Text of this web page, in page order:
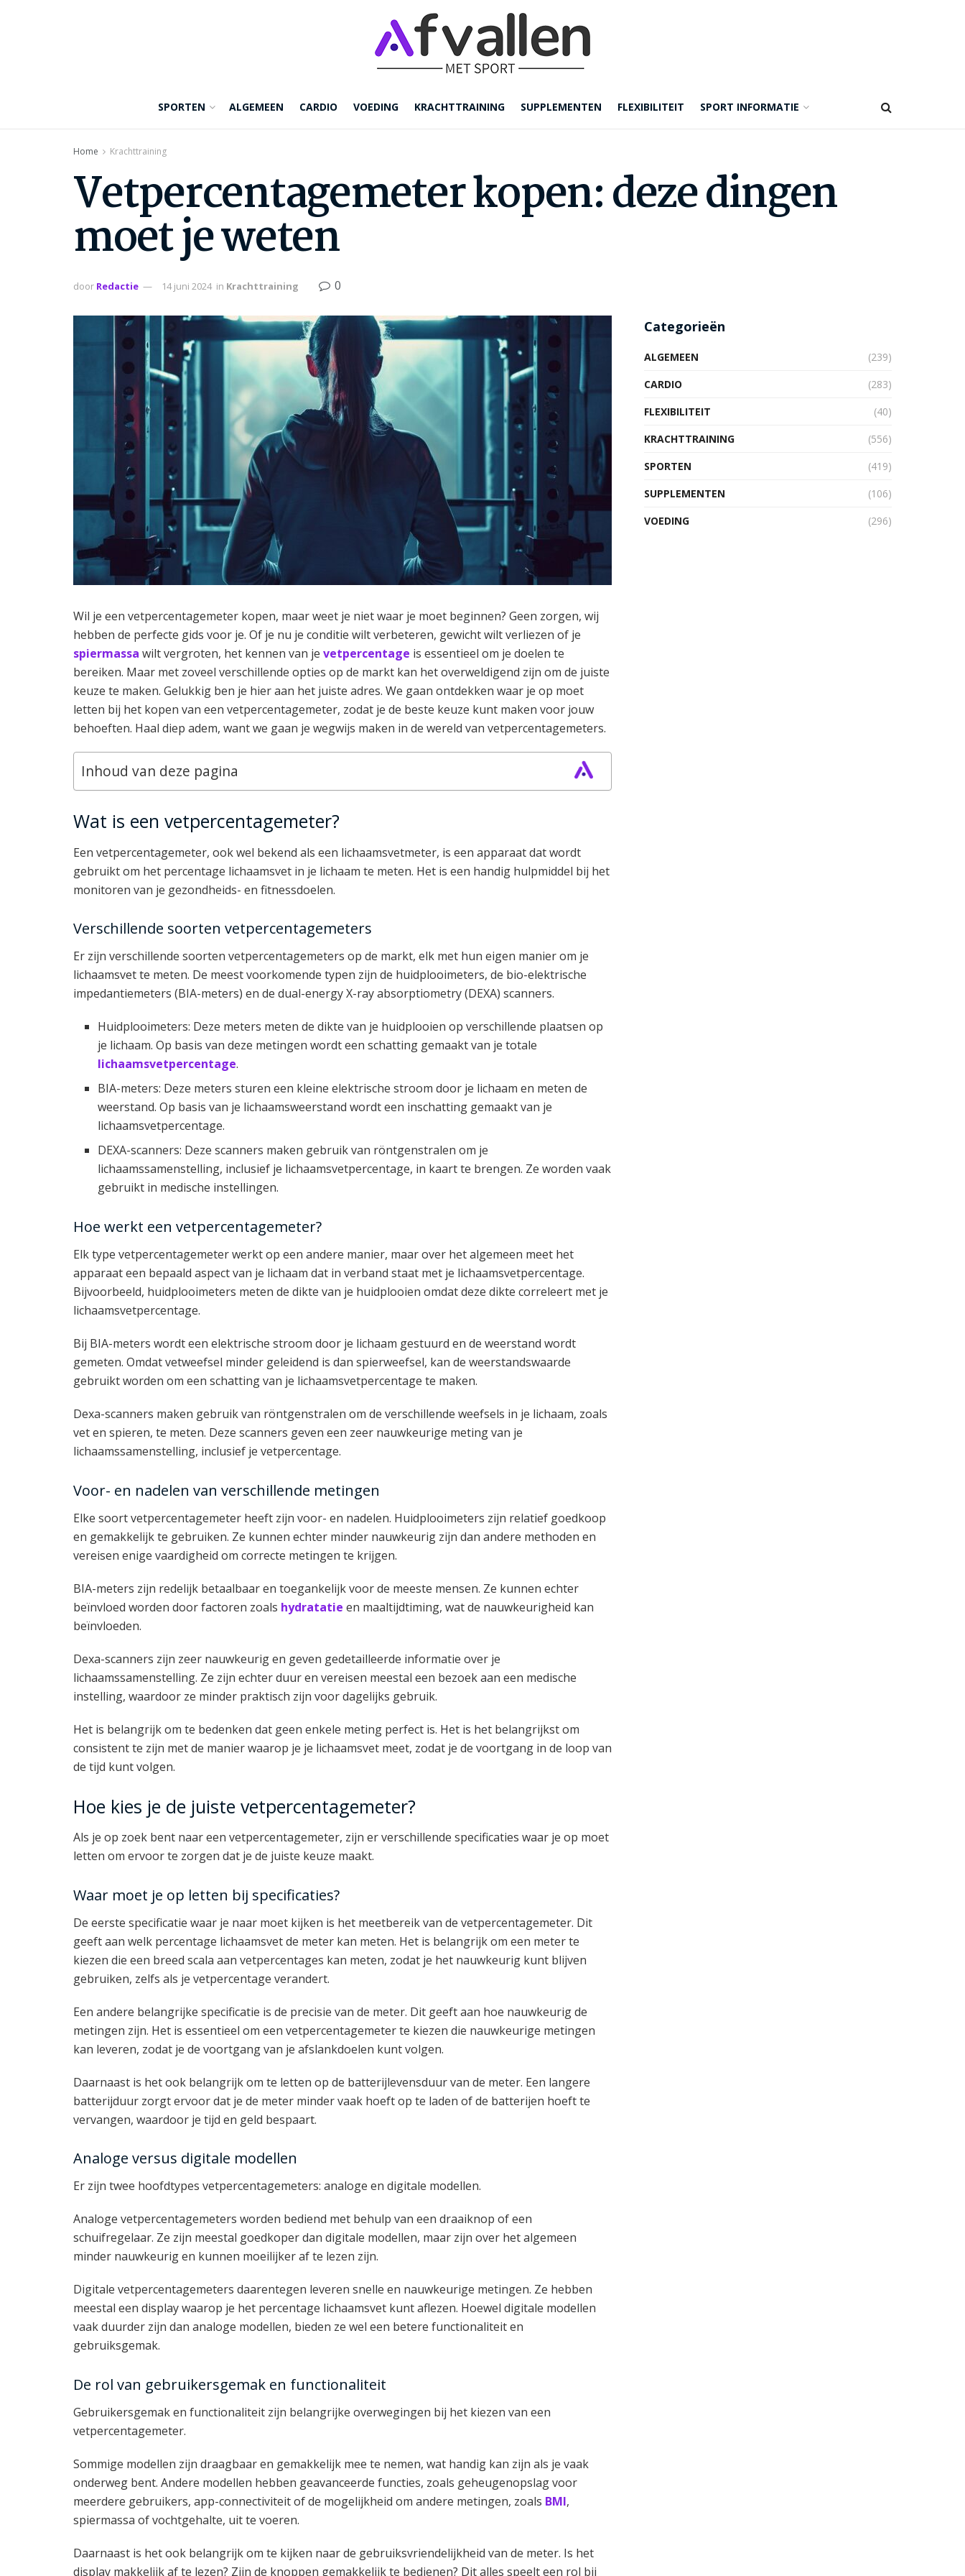
SPORTEN ALGEMEEN CARDIO VOEDING KRACHTTRAINING SUPPLEMENTEN FLEXIBILITEIT SPORT INFORMATIE
Home Krachttraining
Vetpercentagemeter kopen: deze dingen
moet je weten
door Redactie 14 juni 2024 in Krachttraining 0
Wil je een vetpercentagemeter kopen, maar weet je niet waar je moet beginnen? Geen zorgen, wij
hebben de perfecte gids voor je. Of je nu je conditie wilt verbeteren, gewicht wilt verliezen of je
spiermassa wilt vergroten, het kennen van je vetpercentage is essentieel om je doelen te
bereiken. Maar met zoveel verschillende opties op de markt kan het overweldigend zijn om de juiste
keuze te maken. Gelukkig ben je hier aan het juiste adres. We gaan ontdekken waar je op moet
letten bij het kopen van een vetpercentagemeter, zodat je de beste keuze kunt maken voor jouw
behoeften. Haal diep adem, want we gaan je wegwijs maken in de wereld van vetpercentagemeters.
Inhoud van deze pagina
Wat is een vetpercentagemeter?
Een vetpercentagemeter, ook wel bekend als een lichaamsvetmeter, is een apparaat dat wordt
gebruikt om het percentage lichaamsvet in je lichaam te meten. Het is een handig hulpmiddel bij het
monitoren van je gezondheids- en fitnessdoelen.
Verschillende soorten vetpercentagemeters
Er zijn verschillende soorten vetpercentagemeters op de markt, elk met hun eigen manier om je
lichaamsvet te meten. De meest voorkomende typen zijn de huidplooimeters, de bio-elektrische
impedantiemeters (BIA-meters) en de dual-energy X-ray absorptiometry (DEXA) scanners.
Huidplooimeters: Deze meters meten de dikte van je huidplooien op verschillende plaatsen op
je lichaam. Op basis van deze metingen wordt een schatting gemaakt van je totale
lichaamsvetpercentage.
BIA-meters: Deze meters sturen een kleine elektrische stroom door je lichaam en meten de
weerstand. Op basis van je lichaamsweerstand wordt een inschatting gemaakt van je
lichaamsvetpercentage.
DEXA-scanners: Deze scanners maken gebruik van röntgenstralen om je
lichaamssamenstelling, inclusief je lichaamsvetpercentage, in kaart te brengen. Ze worden vaak
gebruikt in medische instellingen.
Hoe werkt een vetpercentagemeter?
Elk type vetpercentagemeter werkt op een andere manier, maar over het algemeen meet het
apparaat een bepaald aspect van je lichaam dat in verband staat met je lichaamsvetpercentage.
Bijvoorbeeld, huidplooimeters meten de dikte van je huidplooien omdat deze dikte correleert met je
lichaamsvetpercentage.
Bij BIA-meters wordt een elektrische stroom door je lichaam gestuurd en de weerstand wordt
gemeten. Omdat vetweefsel minder geleidend is dan spierweefsel, kan de weerstandswaarde
gebruikt worden om een schatting van je lichaamsvetpercentage te maken.
Dexa-scanners maken gebruik van röntgenstralen om de verschillende weefsels in je lichaam, zoals
vet en spieren, te meten. Deze scanners geven een zeer nauwkeurige meting van je
lichaamssamenstelling, inclusief je vetpercentage.
Voor- en nadelen van verschillende metingen
Elke soort vetpercentagemeter heeft zijn voor- en nadelen. Huidplooimeters zijn relatief goedkoop
en gemakkelijk te gebruiken. Ze kunnen echter minder nauwkeurig zijn dan andere methoden en
vereisen enige vaardigheid om correcte metingen te krijgen.
BIA-meters zijn redelijk betaalbaar en toegankelijk voor de meeste mensen. Ze kunnen echter
beïnvloed worden door factoren zoals hydratatie en maaltijdtiming, wat de nauwkeurigheid kan
beïnvloeden.
Dexa-scanners zijn zeer nauwkeurig en geven gedetailleerde informatie over je
lichaamssamenstelling. Ze zijn echter duur en vereisen meestal een bezoek aan een medische
instelling, waardoor ze minder praktisch zijn voor dagelijks gebruik.
Het is belangrijk om te bedenken dat geen enkele meting perfect is. Het is het belangrijkst om
consistent te zijn met de manier waarop je je lichaamsvet meet, zodat je de voortgang in de loop van
de tijd kunt volgen.
Hoe kies je de juiste vetpercentagemeter?
Als je op zoek bent naar een vetpercentagemeter, zijn er verschillende specificaties waar je op moet
letten om ervoor te zorgen dat je de juiste keuze maakt.
Waar moet je op letten bij specificaties?
De eerste specificatie waar je naar moet kijken is het meetbereik van de vetpercentagemeter. Dit
geeft aan welk percentage lichaamsvet de meter kan meten. Het is belangrijk om een meter te
kiezen die een breed scala aan vetpercentages kan meten, zodat je het nauwkeurig kunt blijven
gebruiken, zelfs als je vetpercentage verandert.
Een andere belangrijke specificatie is de precisie van de meter. Dit geeft aan hoe nauwkeurig de
metingen zijn. Het is essentieel om een vetpercentagemeter te kiezen die nauwkeurige metingen
kan leveren, zodat je de voortgang van je afslankdoelen kunt volgen.
Daarnaast is het ook belangrijk om te letten op de batterijlevensduur van de meter. Een langere
batterijduur zorgt ervoor dat je de meter minder vaak hoeft op te laden of de batterijen hoeft te
vervangen, waardoor je tijd en geld bespaart.
Analoge versus digitale modellen
Er zijn twee hoofdtypes vetpercentagemeters: analoge en digitale modellen.
Analoge vetpercentagemeters worden bediend met behulp van een draaiknop of een
schuifregelaar. Ze zijn meestal goedkoper dan digitale modellen, maar zijn over het algemeen
minder nauwkeurig en kunnen moeilijker af te lezen zijn.
Digitale vetpercentagemeters daarentegen leveren snelle en nauwkeurige metingen. Ze hebben
meestal een display waarop je het percentage lichaamsvet kunt aflezen. Hoewel digitale modellen
vaak duurder zijn dan analoge modellen, bieden ze wel een betere functionaliteit en
gebruiksgemak.
De rol van gebruikersgemak en functionaliteit
Gebruikersgemak en functionaliteit zijn belangrijke overwegingen bij het kiezen van een
vetpercentagemeter.
Sommige modellen zijn draagbaar en gemakkelijk mee te nemen, wat handig kan zijn als je vaak
onderweg bent. Andere modellen hebben geavanceerde functies, zoals geheugenopslag voor
meerdere gebruikers, app-connectiviteit of de mogelijkheid om andere metingen, zoals BMI,
spiermassa of vochtgehalte, uit te voeren.
Daarnaast is het ook belangrijk om te kijken naar de gebruiksvriendelijkheid van de meter. Is het
display makkelijk af te lezen? Zijn de knoppen gemakkelijk te bedienen? Dit alles speelt een rol bij
Categorieën
ALGEMEEN
(239)
CARDIO
(283)
FLEXIBILITEIT
(40)
KRACHTTRAINING
(556)
SPORTEN
(419)
SUPPLEMENTEN
(106)
VOEDING
(296)